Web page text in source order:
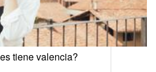
tiene valencia?